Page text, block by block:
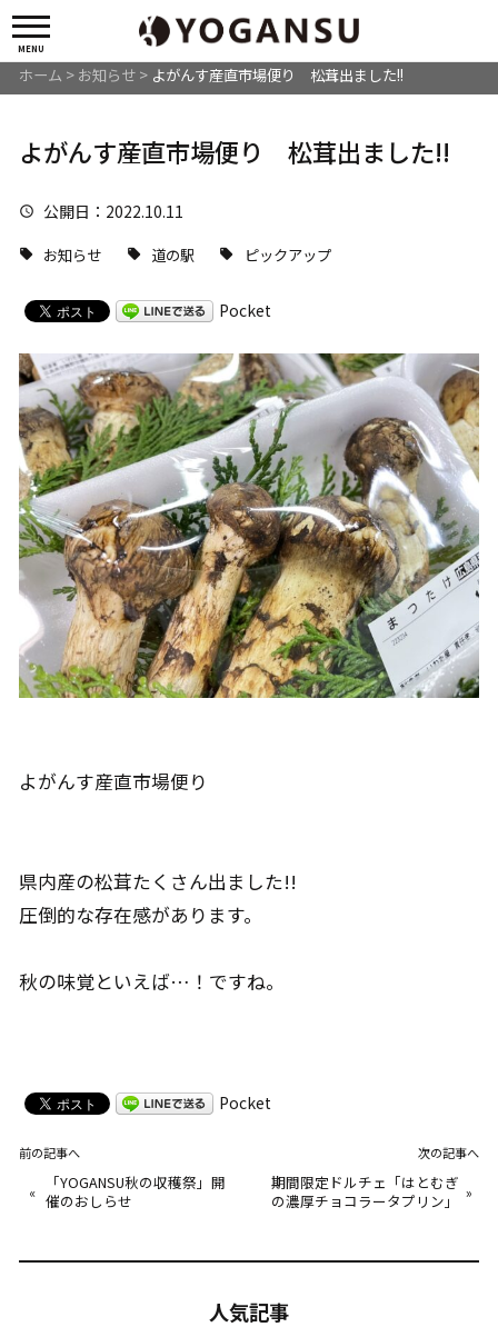
MENU
ホーム > お知らせ> よがんす産直市場便り 松茸出ました!!
よがんす産直市場便り 松茸出ました!!
公開日 ：2022.10.11
お知らせ 道の駅 ピックアップ
Pocket
よがんす産直市場便り
県内産の松茸たくさん出ました!!
圧倒的な存在感があります。
秋の味覚といえば…！ですね。
Pocket
前の記事へ
«
「YOGANSU秋の収穫祭」開
催のおしらせ
次の記事へ
期間限定ドルチェ「はとむぎ
の濃厚チョコラータプリン」
»
人気記事